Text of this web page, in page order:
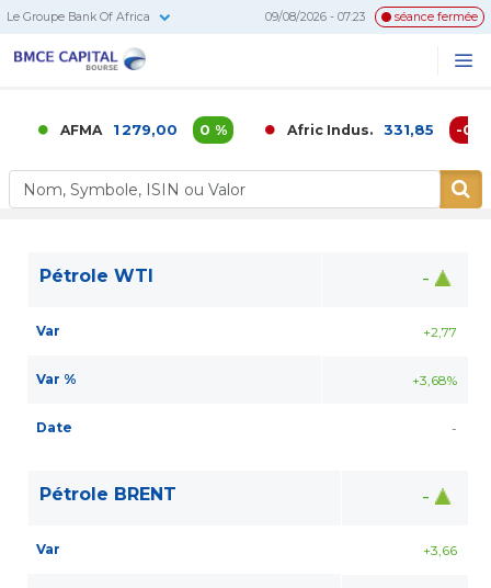
Le Groupe Bank Of Africa 09/08/2026 - 07:23 séance fermée
AFMA 1 279,00 0 % Afric Indus. 331,85 -0,02
Pétrole WTI -
Var +2,77
Var % +3,68%
Date -
Pétrole BRENT -
Var +3,66